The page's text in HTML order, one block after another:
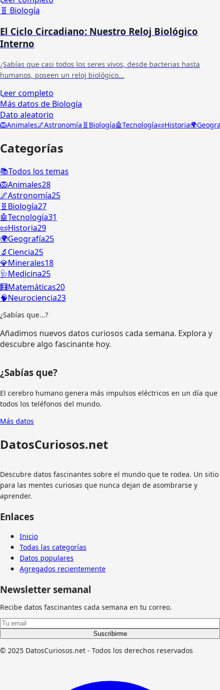
🧬 Biología
El Ciclo Circadiano: Nuestro Reloj Biológico
Interno
¿Sabías que casi todos los seres vivos, desde bacterias hasta
humanos, poseen un reloj biológico...
Leer completo
Más datos de Biología
Dato aleatorio
🦁Animales🌌Astronomía 🧬 Biología🤖Tecnología📜Historia🌍
Categorías
📚Todos los temas
🦁Animales28
🌌Astronomía25
🧬 Biología27
🤖Tecnología31
📜Historia29
🌍Geografía25
🔬 Ciencia25
💎Minerales18
🩺Medicina25
🧮Matemáticas20
🧠Neurociencia23
¿Sabías que...?
Añadimos nuevos datos curiosos cada semana. Explora y
descubre algo fascinante hoy.
¿Sabías que?
El cerebro humano genera más impulsos eléctricos en un día que
todos los teléfonos del mundo.
Más datos
DatosCuriosos.net
Descubre datos fascinantes sobre el mundo que te rodea. Un sitio
para las mentes curiosas que nunca dejan de asombrarse y
aprender.
Enlaces
Inicio
Todas las categorías
Datos populares
Agregados recientemente
Newsletter semanal
Recibe datos fascinantes cada semana en tu correo.
Suscribirme
© 2025 DatosCuriosos.net - Todos los derechos reservados